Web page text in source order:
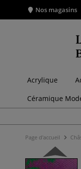
Nos magasins
Acrylique
Céramique
Page d'accueil